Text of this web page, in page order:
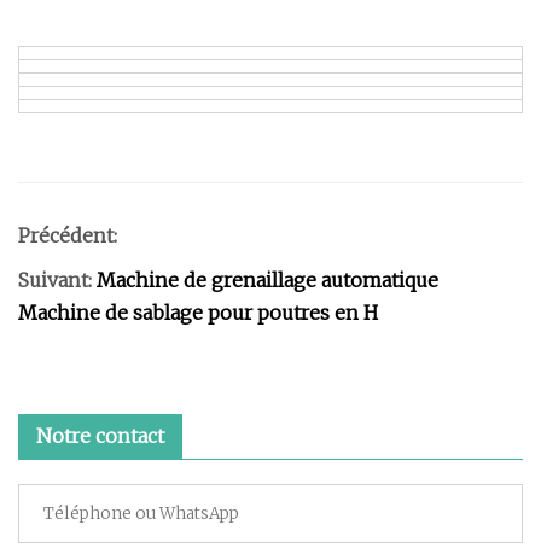
Précédent:
Suivant: Machine de grenaillage automatique
Machine de sablage pour poutres en H
Notre contact